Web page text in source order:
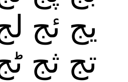
يج ئج
تج ثج